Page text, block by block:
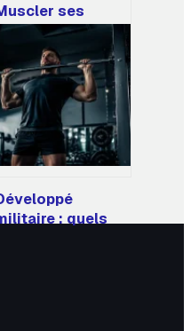
ses
: 3 zones
anatomiques et
meilleurs
pour
résultats
: quels